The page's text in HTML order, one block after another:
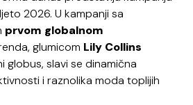
2026. U kampanji sa
prvom globalnom
glumicom Lily Collins
globus, slavi se dinamična
i raznolika moda toplijih